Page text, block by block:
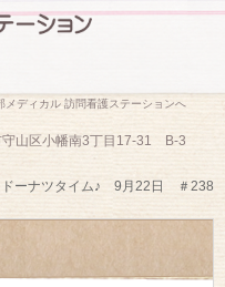
ディカル 訪問看護ステーションへ
守山区小幡南3丁目17-31 B-3
ドーナツタイム♪ 9月22日 ＃238